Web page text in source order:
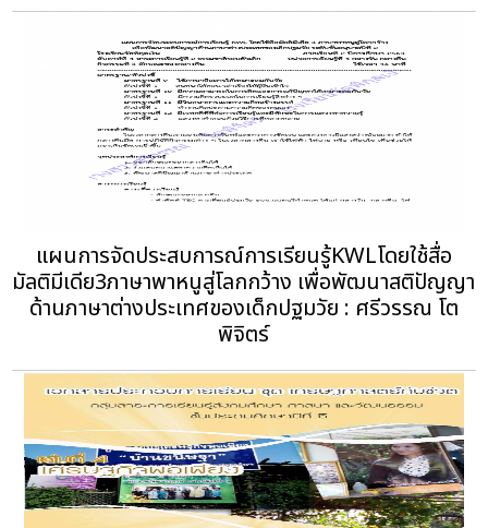
แผนการจัดประสบการณ์การเรียนรู้KWLโดยใช้สื่อ
มัลติมีเดีย3ภาษาพาหนูสู่โลกกว้าง เพื่อพัฒนาสติปัญญา
ด้านภาษาต่างประเทศของเด็กปฐมวัย : ศรีวรรณ โต
พิจิตร์